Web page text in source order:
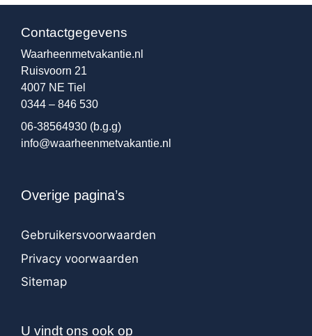
Contactgegevens
Waarheenmetvakantie.nl
Ruisvoorn 21
4007 NE Tiel
0344 – 846 530
06-38564930 (b.g.g)
info@waarheenmetvakantie.nl
Overige pagina’s
Gebruikersvoorwaarden
Privacy voorwaarden
Sitemap
U vindt ons ook op